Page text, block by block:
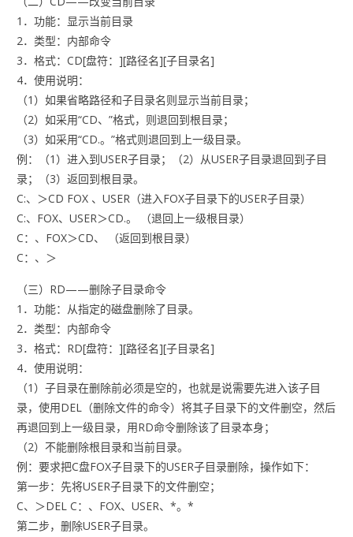
1．功能：显示当前目录
2．类型：内部命令
3．格式：CD[盘符：][路径名][子目录名]
4．使用说明：
（1）如果省略路径和子目录名则显示当前目录；
（2）如采用“CD、”格式，则退回到根目录；
（3）如采用“CD.。”格式则退回到上一级目录。
例：（1）进入到USER子目录；（2）从USER子目录退回到子目
录；（3）返回到根目录。
C:、＞CD FOX 、USER（进入FOX子目录下的USER子目录）
C:、FOX、USER＞CD.。 （退回上一级根目录）
C：、FOX＞CD、 （返回到根目录）
C：、＞
（三）RD——删除子目录命令
1．功能：从指定的磁盘删除了目录。
2．类型：内部命令
3．格式：RD[盘符：][路径名][子目录名]
4．使用说明：
（1）子目录在删除前必须是空的，也就是说需要先进入该子目
录，使用DEL（删除文件的命令）将其子目录下的文件删空，然后
再退回到上一级目录，用RD命令删除该了目录本身；
（2）不能删除根目录和当前目录。
例：要求把C盘FOX子目录下的USER子目录删除，操作如下：
第一步：先将USER子目录下的文件删空；
C、＞DEL C：、FOX、USER、*。*
第二步，删除USER子目录。